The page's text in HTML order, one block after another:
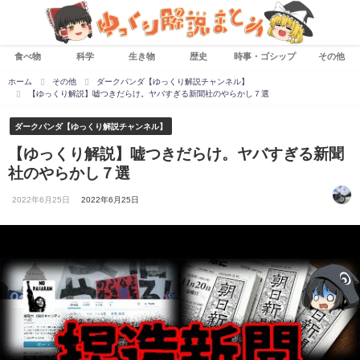
食べ物 科学 生き物 歴史 時事・ゴシップ その他
ホーム その他
ダークパンダ【ゆっくり解説チャンネル】
【ゆっくり解説】嘘つきだらけ。ヤバすぎる新聞社のやらかし７選
ダークパンダ【ゆっくり解説チャンネル】
【ゆっくり解説】嘘つきだらけ。ヤバすぎる新聞
社のやらかし７選
2022年6月25日 2022年6月25日